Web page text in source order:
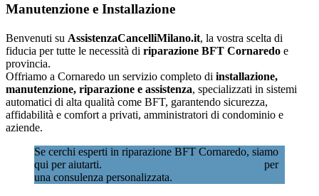
Manutenzione e Installazione
Benvenuti su AssistenzaCancelliMilano.it, la vostra scelta di
fiducia per tutte le necessità di riparazione BFT Cornaredo e
provincia.
Offriamo a Cornaredo un servizio completo di installazione,
manutenzione, riparazione e assistenza, specializzati in sistemi
automatici di alta qualità come BFT, garantendo sicurezza,
affidabilità e comfort a privati, amministratori di condominio e
aziende.
Se cerchi esperti in riparazione BFT Cornaredo, siamo
qui per aiutarti.
per
una consulenza personalizzata.